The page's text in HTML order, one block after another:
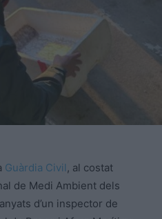
Guàrdia Civil, al costat
de Medi Ambient dels
d’un inspector de